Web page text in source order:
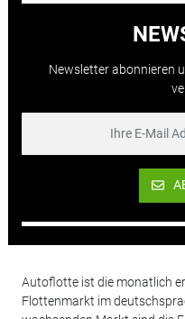
Newsletter abonnieren
Autoflotte ist die monatlich
Flottenmarkt im